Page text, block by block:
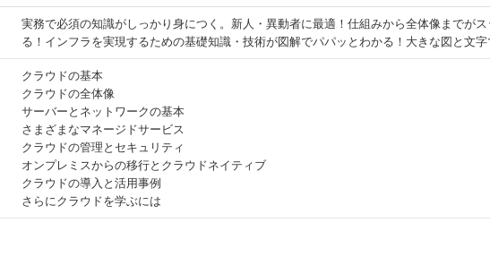
実務で必須の知識がしっかり身につく。新人・異動者に最適！仕組みから全体像までがス
る！インフラを実現するための基礎知識・技術が図解でパパッとわかる！大きな図と文字
クラウドの基本
クラウドの全体像
サーバーとネットワークの基本
さまざまなマネージドサービス
クラウドの管理とセキュリティ
オンプレミスからの移行とクラウドネイティブ
クラウドの導入と活用事例
さらにクラウドを学ぶには